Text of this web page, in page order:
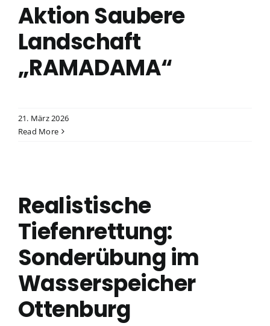
Aktion Saubere
Landschaft
„RAMADAMA“
21. März 2026
Read More
Realistische
Tiefenrettung:
Sonderübung im
Wasserspeicher
Ottenburg